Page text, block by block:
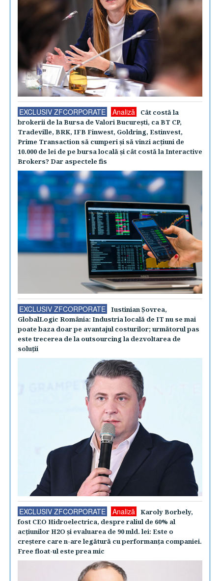
EXCLUSIV ZFCORPORATE Analiză
Cât costă la
brokerii de la Bursa de Valori Bucureşti, ca BT CP,
Tradeville, BRK, IFB Finwest, Goldring, Estinvest,
Prime Transaction să cumperi şi să vinzi acţiuni de
10.000 de lei de pe bursa locală şi cât costă la Interactive
Brokers? Dar aspectele fis
EXCLUSIV ZFCORPORATE
Iustinian Şovrea,
GlobalLogic România: Industria locală de IT nu se mai
poate baza doar pe avantajul costurilor; următorul pas
este trecerea de la outsourcing la dezvoltarea de
soluţii
EXCLUSIV ZFCORPORATE Analiză
Karoly Borbely,
fost CEO Hidroelectrica, despre raliul de 60% al
acţiunilor H2O şi evaluarea de 90 mld. lei: Este o
creştere care n-are legătură cu performanţa companiei.
Free float-ul este prea mic